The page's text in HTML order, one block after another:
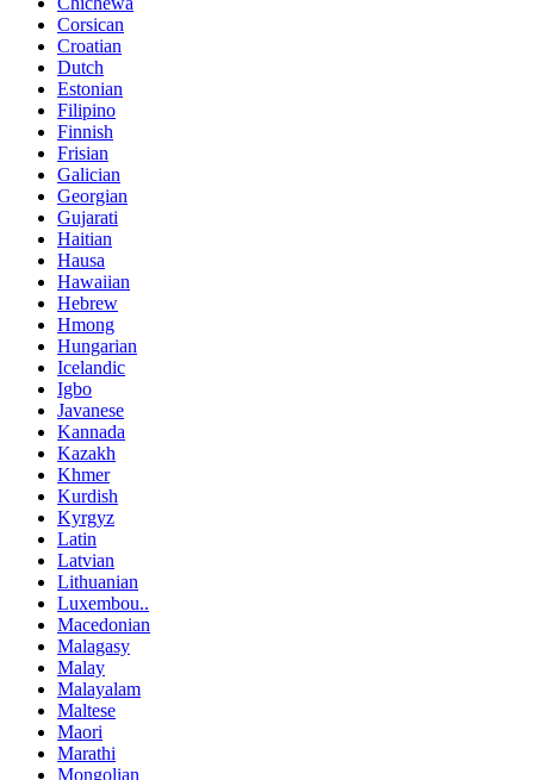
Corsican
Croatian
Dutch
Estonian
Filipino
Finnish
Frisian
Galician
Georgian
Gujarati
Haitian
Hausa
Hawaiian
Hebrew
Hmong
Hungarian
Icelandic
Igbo
Javanese
Kannada
Kazakh
Khmer
Kurdish
Kyrgyz
Latin
Latvian
Lithuanian
Luxembou..
Macedonian
Malagasy
Malay
Malayalam
Maltese
Maori
Marathi
Mongolian